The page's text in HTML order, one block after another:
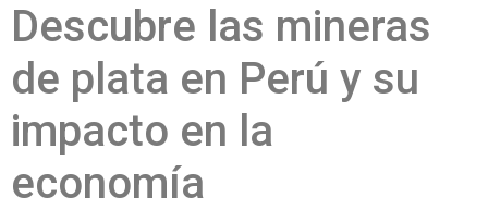
Descubre las mineras
de plata en Perú y su
impacto en la
economía